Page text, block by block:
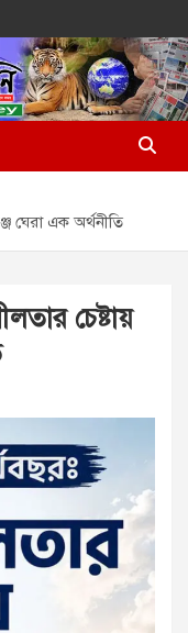
In Australia
ঘেরা এক অর্থনীতি
চেষ্টায়